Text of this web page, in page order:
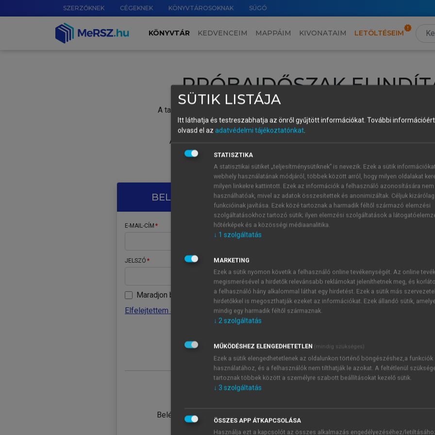
SZERZŐKNEK CÉGEKNEK KÖNYVTÁROSOKNAK SÚGÓ
KÖNYVTÁR KEDVENCEIM MAPPÁIM KIVONATAIM LETÖLTÉSEIM
PRÓBAIDŐSZAK
A tartalom megtekintéséhez lépj be a saját fiókoddal, iskolai azonosítóddal vagy
Új felhasználóként1 óra díjmentes hozzáférésrevagy
A próbaidőszak elindításához,
vagy hozz
A regisztráció után a
BELÉPÉS SAJÁT FIÓKKAL
E-MAIL-CÍM
JELSZÓ
Maradjon belépve
Elfelejtettem a jelszavamat
Belépés intézményi azonosítóval
ÚJ FIÓK
1 óra
JELSZÓ
Kérek értesítést a MeRSZ
Kérek értesítést az
SÜTIK LISTÁJA
Itt láthatja és testreszabhatja az önről gyűjtött információkat. További
olvasd el az adatvédelmi tájékoztatónkat.
STATISZTIKA
A statisztikai sütiket „teljesítménysütiknek” is nevezik. Ezek a sütik
webhely használatának módjáról, többek között arról, hogy milyen oldalakat
milyen linkekre kattintott. Ezek az információk a felhasználó azonosítására nem
használhatóak, mivel az adatok összesítettek és anonimizáltak. Céljuk
funkcióinak javítása. Ezek közé tartoznak a harmadik féltől származó elemzési
szolgáltatásokhoz tartozó sütik; ilyen elemzési szolgáltatások a
hőtérképek és a közösségi médiaanalitika.
↓ 1 szolgáltatás
MARKETING
Ezek a sütik nyomon követik a felhasználó online tevékenységét. Az online
megismerésével a hirdetők relevánsabb reklámokat jeleníthetnek meg, és
a felhasználó hány alkalommal láthat egy hirdetést. Ezek a sütik más
hirdetőkkel is megoszthatják ezeket az információkat. Ezek állandó sütik,
mindig egy harmadik féltől származnak.
↓ 2szolgáltatás
MŰKÖDÉSHEZ ELENGEDHETETLEN (mindig szükséges)
Ezek a sütik elengedhetetlenek az oldalunkon történő böngészéshez,a funkciók
használatához, és a felhasználók nem tilthatják le azokat. A feltétlenül
tartoznak többek között a személyre szabott beállításokat kezelő sütik.
↓ 3 szolgáltatás
ÖSSZES APP ÁTKAPCSOLÁSA
Használja ezt a kapcsolót az összes alkalmazás engedélyezéséhez/